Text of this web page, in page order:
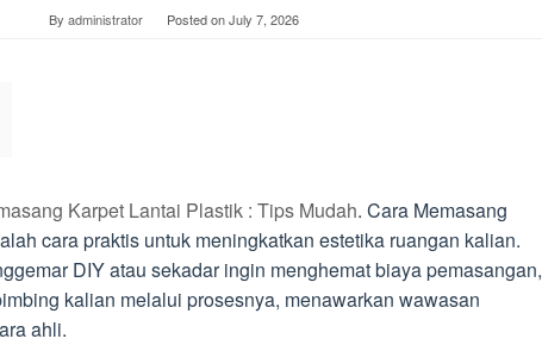
By administrator Posted onJuly 7, 2026
Karpet Lantai Plastik : Tips Mudah. Cara Memasang
cara praktis untuk meningkatkan estetika ruangan kalian.
DIY atau sekadar ingin menghemat biaya pemasangan,
kalian melalui prosesnya, menawarkan wawasan
ahli.